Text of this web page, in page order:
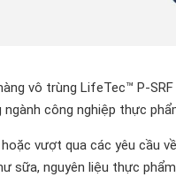
vô trùng LifeTec™ P-
công nghiệp thực
hoặc vượt qua các yêu cầu
sữa, nguyên liệu thực